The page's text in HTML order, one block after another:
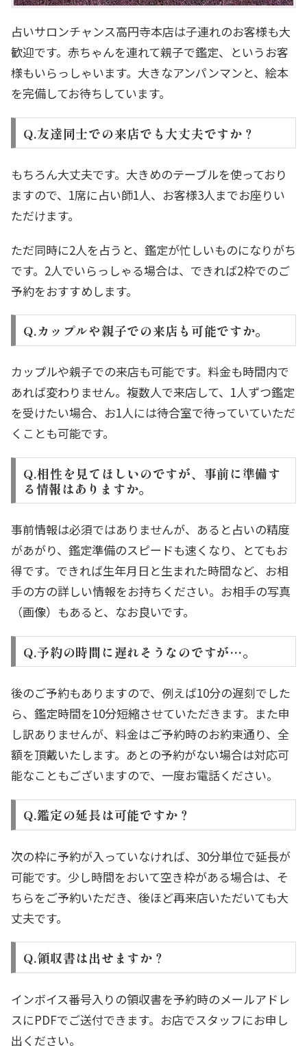
占いサロンチャンス高円寺本店は子連れのお客様も大
歓迎です。赤ちゃんを連れて親子で鑑定、というお客
様もいらっしゃいます。大きなアンパンマンと、絵本
を完備してお待ちしています。
Q.友達同士での来店でも大丈夫ですか？
もちろん大丈夫です。大きめのテーブルを使っており
ますので、1席に占い師1人、お客様3人までお座りい
ただけます。
ただ同時に2人を占うと、鑑定が忙しいものになりがち
です。2人でいらっしゃる場合は、できれば2枠でのご
予約をおすすめします。
Q.カップルや親子での来店も可能ですか。
カップルや親子での来店も可能です。料金も時間内で
あれば変わりません。複数人で来店して、1人ずつ鑑定
を受けたい場合、お1人には待合室で待っていていただ
くことも可能です。
Q.相性を見てほしいのですが、事前に準備す
る情報はありますか。
事前情報は必須ではありませんが、あると占いの精度
があがり、鑑定準備のスピードも速くなり、とてもお
得です。できれば生年月日と生まれた時間など、お相
手の方の詳しい情報をお持ちください。お相手の写真
（画像）もあると、なお良いです。
Q.予約の時間に遅れそうなのですが…。
後のご予約もありますので、例えば10分の遅刻でした
ら、鑑定時間を10分短縮させていただきます。また申
し訳ありませんが、料金はご予約時のお約束通り、全
額を頂戴いたします。あとの予約がない場合は対応可
能なこともございますので、一度お電話ください。
Q.鑑定の延長は可能ですか？
次の枠に予約が入っていなければ、30分単位で延長が
可能です。少し時間をおいて空き枠がある場合は、そ
ちらをご予約いただき、後ほど再来店いただいても大
丈夫です。
Q.領収書は出せますか？
インボイス番号入りの領収書を予約時のメールアドレ
スにPDFでご送付できます。お店でスタッフにお申し
出ください。